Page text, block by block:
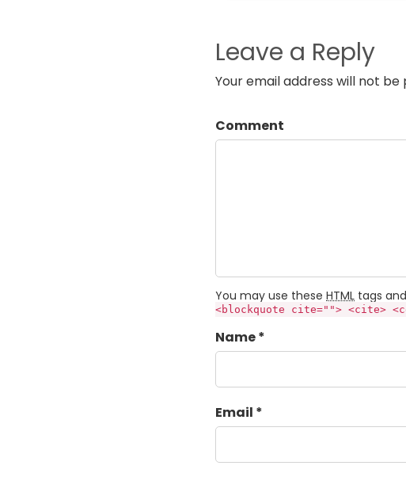
Leave a Reply
Your email address will not
Comment
You may use these HTML tags
<blockquote cite=""> <cite>
Name *
Email *